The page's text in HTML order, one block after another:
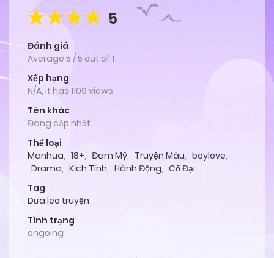
5
Đánh giá
Average 5 /5 out of 1
Xếp hạng
N/A, it has 1109 views
Tên khác
Đang cập nhật
Thể loại
Manhua, 18+, Đam Mỹ, Truyện Màu, boylove,
Drama, Kịch Tính, Hành Động, Cổ Đại
Tag
Dưa leo truyện
Tình trạng
ongoing